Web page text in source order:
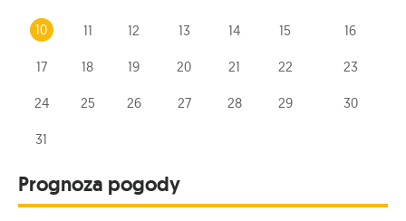
10 11 12 13 14 15 16
17 18 19 20 21 22 23
24 25 26 27 28 29 30
31
Prognoza pogody